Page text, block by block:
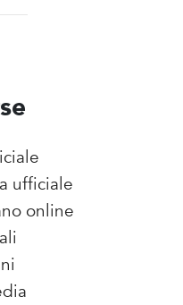
ufficiale
online